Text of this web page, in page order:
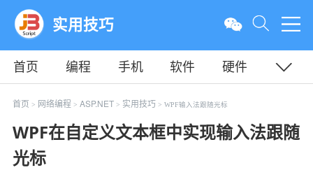
实用技巧
首页 编程 手机 软件
硬件
教程
平面 服务器
首页 > 网络编程 > ASP.NET > 实用技巧 > WPF输入法跟随光标
WPF在自定义文本框中实现输入法跟随
光标